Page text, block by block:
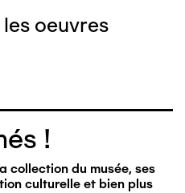
oeuvres
!
collection du musée, ses
culturelle et bien plus